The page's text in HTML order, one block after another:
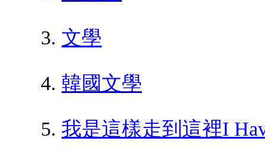
文學
韓國文學
我是這樣走到這裡I